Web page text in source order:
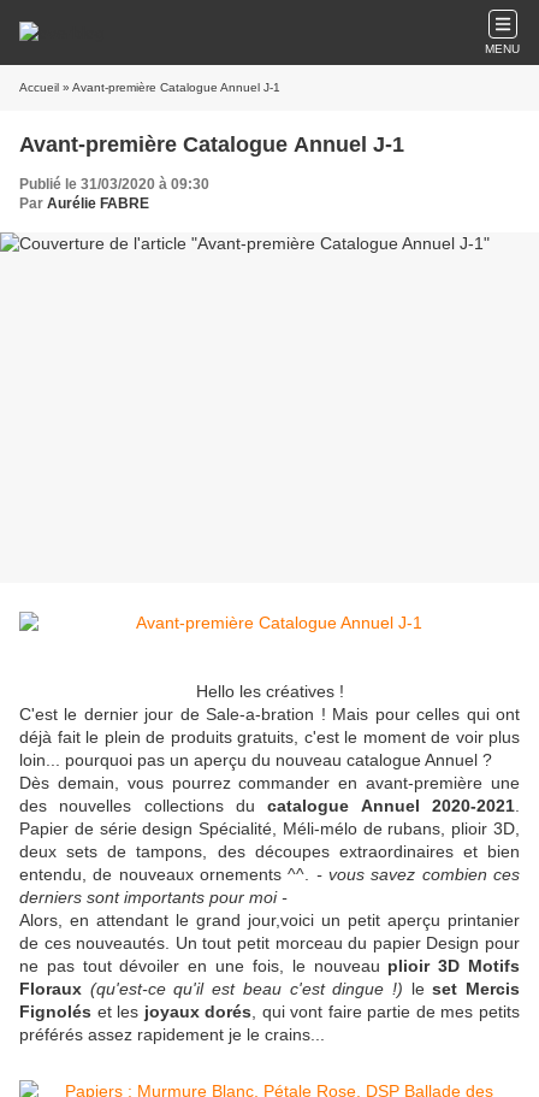
MENU
Accueil » Avant-première Catalogue Annuel J-1
Avant-première Catalogue Annuel J-1
Publié le 31/03/2020 à 09:30
Par Aurélie FABRE
Hello les créatives !
C'est le dernier jour de Sale-a-bration ! Mais pour celles qui ont
déjà fait le plein de produits gratuits, c'est le moment de voir plus
loin... pourquoi pas un aperçu du nouveau catalogue Annuel ?
Dès demain, vous pourrez commander en avant-première une
des nouvelles collections ducatalogue Annuel 2020-2021
Papier de série design Spécialité, Méli-mélo de rubans, plioir 3D,
deux sets de tampons, des découpes extraordinaires et bien
entendu, de nouveaux ornements ^^. - vous savez combien ces
derniers sont importants pour moi -
Alors, en attendant le grand jour,voici un petit aperçu printanier
de ces nouveautés. Un tout petit morceau du papier Design pour
ne pas tout dévoiler en une fois, le nouveau plioir 3D Motifs
Floraux (qu'est-ce qu'il est beau c'est dingue !) leset Mercis
Fignolés et les joyaux dorés , qui vont faire partie de mes petits
préférés assez rapidement je le crains...